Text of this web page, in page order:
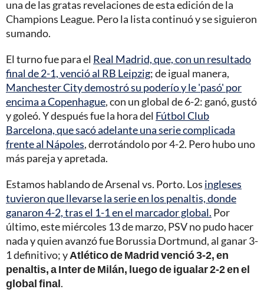
una de las gratas revelaciones de esta edición de la
Champions League. Pero la lista continuó y se siguieron
sumando.
El turno fue para el Real Madrid, que, con un resultado
final de 2-1, venció al RB Leipzig; de igual manera,
Manchester City demostró su poderío y le 'pasó' por
encima a Copenhague, con un global de 6-2: ganó, gustó
y goleó. Y después fue la hora del Fútbol Club
Barcelona, que sacó adelante una serie complicada
frente al Nápoles, derrotándolo por 4-2. Pero hubo uno
más pareja y apretada.
Estamos hablando de Arsenal vs. Porto. Los ingleses
tuvieron que llevarse la serie en los penaltis, donde
ganaron 4-2, tras el 1-1 en el marcador global. Por
último, este miércoles 13 de marzo, PSV no pudo hacer
nada y quien avanzó fue Borussia Dortmund, al ganar 3-
1 definitivo; yAtlético de Madrid venció 3-2, en
penaltis, a Inter de Milán, luego de igualar 2-2 en el
global final.